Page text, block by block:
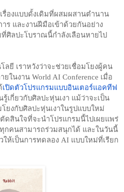
รื่องแบบดั้งเดิมที่ผสมผสานตำนาน
ร และงานฝีมือเข้าด้วยกันอย่าง
ศิลปะโบราณนี้กำลังเลือนหายไป
ลยี เราหวังว่าจะช่วยเชื่อมโยงผู้คน
ในงาน World AI Conference เมื่อ
เปิดตัวโปรแกรมแบบอินเตอร์แอคทีฟ
เกี่ยวกับศิลปะหุ่นเงา แม้ว่าจะเป็น
งกับศิลปะหุ่นเงาในรูปแบบใหม่
ดสินใจที่จะนำโปรแกรมนี้ไปเผยแพร่
กคนสามารถร่วมสนุกได้ และในวันนี้
ให้เป็นการทดลอง AI แบบใหม่ที่เรียก